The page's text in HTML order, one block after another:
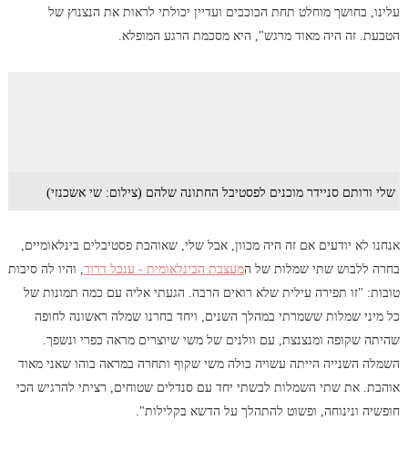
עלינו, בחושך מוחלט תחת הכוכבים ועדיין יכולתי לראות את הנצנוץ של
הטבעת. זה היה מאוד מרגש", היא מסכמת הרגע המופלא.
שלי ורותם סניידר מוכנים לפסטיבל החתונה שלהם (צילום: שי אשכנזי)
אנחנו לא יודעים אם זה היה מכוון, אבל שלי, שאוהבת פסטיבלים בינלאומיים,
בחרה ללבוש שתי שמלות של המעצבת הבינלאומית - ענבל דרור, והיו לה סיבות
טובות: "זו תפירה עילית שלא רואים הרבה. הגעתי אליה עם כמה תמונות של
כל מיני שמלות ששמרתי במהלך השנים, ויחד בחרנו שמלה ראשונה לחופה
שהיתה שקופה ומנצנצת, עם וולנים של משי שיוצרים מראה כפרי ונשפך.
השמלה השנייה הייתה עשויה כולה משי שקוף ותחרה במראה בוהו שאני מאוד
אוהבת. את שתי השמלות לבשתי יחד עם סנדלים שטוחים, רציתי להרגיש הכי
חופשיה ונינוחה, ופשוט להתהלך על הדשא בקלילות".